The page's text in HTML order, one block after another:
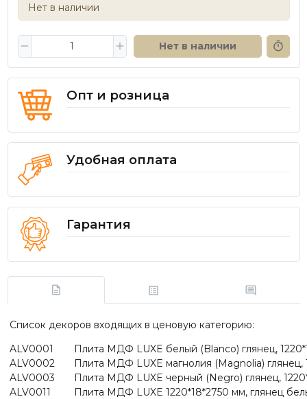
Нет в наличии
Нет в наличии
Опт и розница
Удобная оплата
Гарантия
Список декоров входящих в ценовую категорию:
ALV0001
Плита МДФ LUXE белый (Blanco) глянец,
ALV0002
Плита МДФ LUXE магнолия (Magnolia) глянец,
ALV0003
Плита МДФ LUXE черный (Negro) глянец,
ALV0011
Плита МДФ LUXE 1220*18*2750 мм, глянец